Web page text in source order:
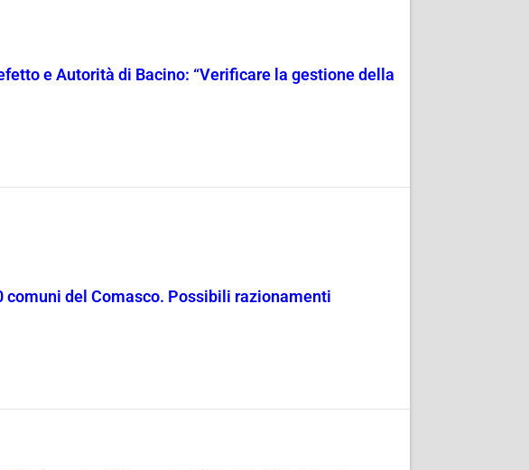
e Autorità di Bacino: “Verificare la gestione della
comuni del Comasco. Possibili razionamenti